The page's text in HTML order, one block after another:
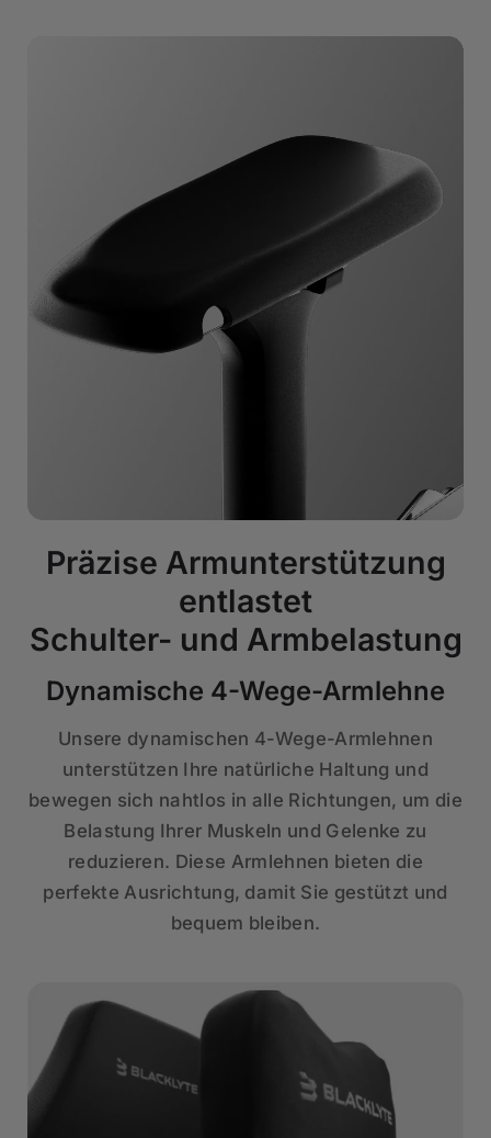
Präzise Armunterstützung
entlastet
Schulter- und Armbelastung
Dynamische 4-Wege-Armlehne
Unsere dynamischen 4-Wege-Armlehnen
unterstützen Ihre natürliche Haltung und
bewegen sich nahtlos in alle Richtungen, um die
Belastung Ihrer Muskeln und Gelenke zu
reduzieren. Diese Armlehnen bieten die
perfekte Ausrichtung, damit Sie gestützt und
bequem bleiben.